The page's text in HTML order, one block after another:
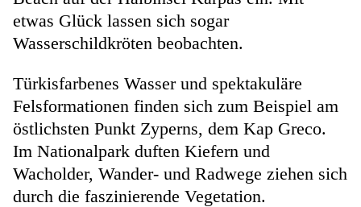
etwas Glück lassen sich sogar
Wasserschildkröten beobachten.
Türkisfarbenes Wasser und spektakuläre
Felsformationen finden sich zum Beispiel am
östlichsten Punkt Zyperns, dem Kap Greco.
Im Nationalpark duften Kiefern und
Wacholder, Wander- und Radwege ziehen sich
durch die faszinierende Vegetation.